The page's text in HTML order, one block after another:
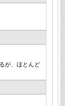
が、ほとんど